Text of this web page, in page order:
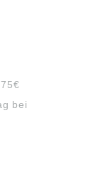
bei